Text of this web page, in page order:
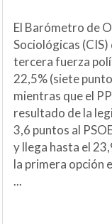
El Barómetro de
Sociológicas
tercera fuerza
22,5% (siete
mientras que el
resultado de la
3,6 puntos al
y llega hasta el
la primera opción
...